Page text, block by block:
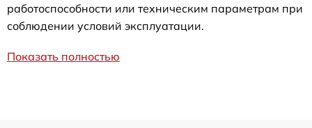
работоспособности или техническим параметрам при
соблюдении условий эксплуатации.
Показать полностью